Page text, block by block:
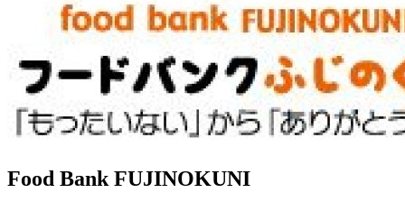
Food Bank FUJINOKUNI